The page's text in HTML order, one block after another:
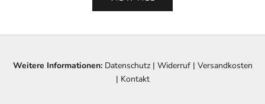
Weitere Informationen: Datenschutz| Widerruf| Versandkosten
| Kontakt